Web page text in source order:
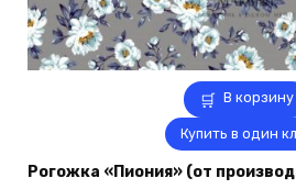
В корзину
Купить в один
Рогожка «Пиония» (от